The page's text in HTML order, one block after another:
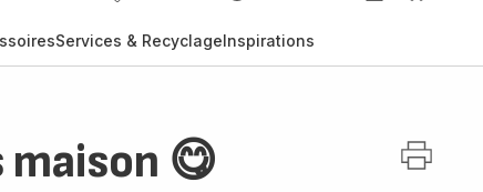
?
Services & RecyclageInspirations
😋